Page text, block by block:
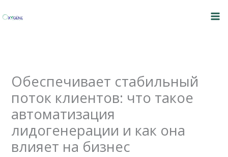
to
Обеспечивает стабильный
поток клиентов: что такое
автоматизация
лидогенерации и как она
влияет на бизнес